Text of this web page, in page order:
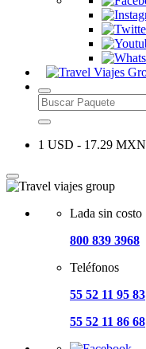
1 USD - 17.29 MXN
Lada sin costo
800 839 3968
Teléfonos
55 52 11 95 83
55 52 11 86 68